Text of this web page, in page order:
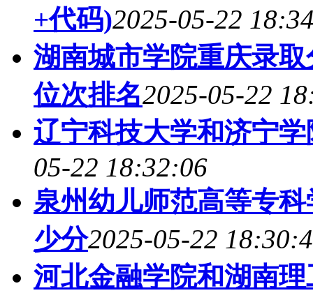
+代码)2025-05-22
湖南城市学院重庆录
位次排名2025-05-22
辽宁科技大学和济宁
05-22 18:32:06
泉州幼儿师范高等专
少分2025-05-22
河北金融学院和湖南